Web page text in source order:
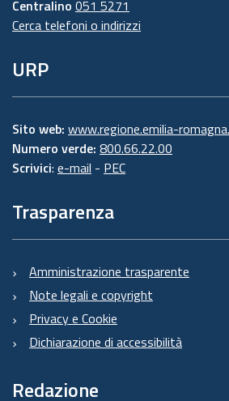
Centralino 051 5271
Cerca telefoni o indirizzi
URP
Sito web: www.regione.emilia-
Numero verde: 800.66.22.00
Scrivici: e-mail - PEC
Trasparenza
Amministrazione trasparente
Note legali e copyright
Privacy e Cookie
Dichiarazione di accessibilità
Redazione